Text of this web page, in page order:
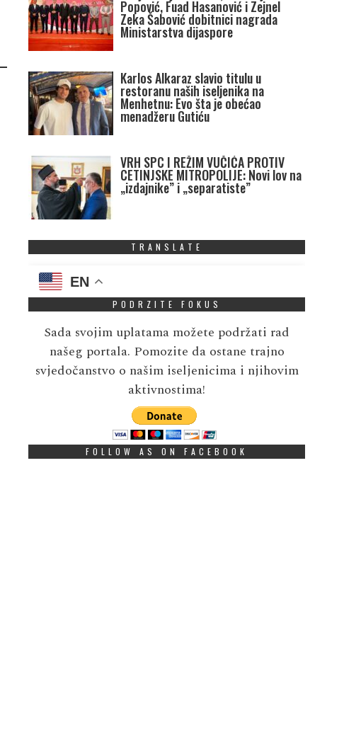
Popović, Fuad Hasanović i Zejnel
Zeka Šabović dobitnici nagrada
Ministarstva dijaspore
Karlos Alkaraz slavio titulu u
restoranu naših iseljenika na
Menhetnu: Evo šta je obećao
menadžeru Gutiću
VRH SPC I REŽIM VUČIĆA PROTIV
CETINJSKE MITROPOLIJE: Novi lov na
„izdajnike” i „separatiste”
TRANSLATE
EN
PODRZITE FOKUS
Sada svojim uplatama možete podržati rad
našeg portala. Pomozite da ostane trajno
svjedočanstvo o našim iseljenicima i njihovim
aktivnostima!
FOLLOW AS ON FACEBOOK